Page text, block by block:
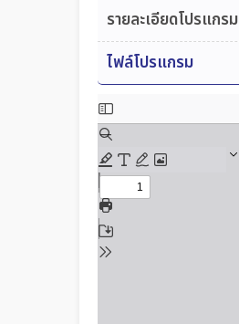
รายละเอียดโปรแกรม
ไฟล์โปรแกรม